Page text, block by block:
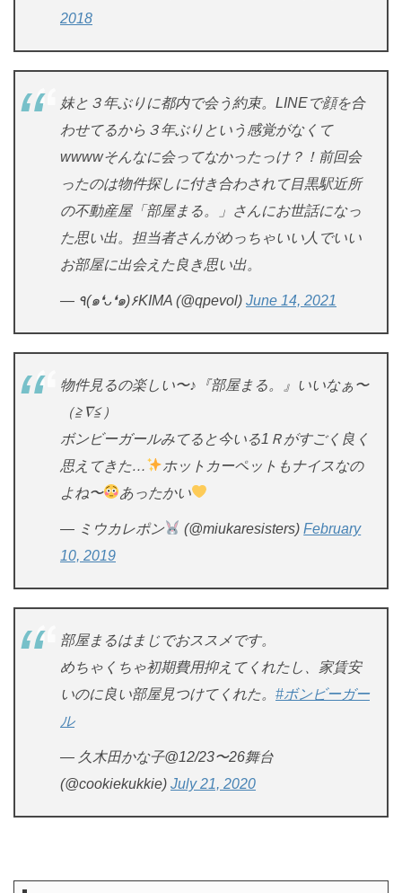
2018
妹と３年ぶりに都内で会う約束。LINEで顔を合
わせてるから３年ぶりという感覚がなくて
wwwwそんなに会ってなかったっけ？！前回会
ったのは物件探しに付き合わされて目黒駅近所
の不動産屋「部屋まる。」さんにお世話になっ
た思い出。担当者さんがめっちゃいい人でいい
お部屋に出会えた良き思い出。
— ٩(๑❛ᴗ❛๑)۶KIMA (@qpevol) June 14, 2021
物件見るの楽しい〜♪『部屋まる。』いいなぁ〜
（≧∇≦）
ボンビーガールみてると今いる1Ｒがすごく良く
思えてきた…
ホットカーペットもナイスなの
よね〜
あったかい
— ミウカレポン (@miukaresisters)February
10, 2019
部屋まるはまじでおススメです。
めちゃくちゃ初期費用抑えてくれたし、家賃安
いのに良い部屋見つけてくれた。 #ボンビーガー
ル
— 久木田かな子@12/23〜26舞台
(@cookiekukkie) July 21, 2020